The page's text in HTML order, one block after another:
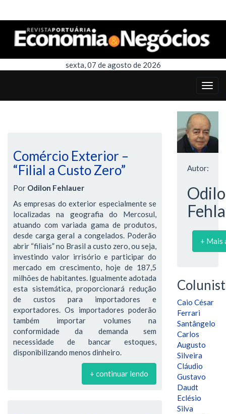
sexta, 07 de agosto de 2026
Comércio Exterior –
“Filial a Custo Zero”
Por Odilon Fehlauer
As empresas do exterior especialmente se
localizadas na geografia do Mercosul,
atuando com variada gama de produtos,
desde carga geral a congelados. Poderão
abrir “filiais” no Brasil a custo zero, ou seja,
investindo valor irrisório e participar do
mercado em crescimento, hoje de 187,5
milhões de habitantes. Igualmente adotada
esta sistemática, proporcionará redução
de custos para importadores e
exportadores. Os importadores poderão
também importar volumes na
conformidade da demanda sem
necessidade de bancar estoques,
disponibilizando menos dinheiro.
+ continuar lendo
Autor:
+ Mais
Caio César
Ferrari
Santângelo
Carlos
Augusto
Silveira
Cláudio
Gustavo
Daudt
Eclésio
Silva